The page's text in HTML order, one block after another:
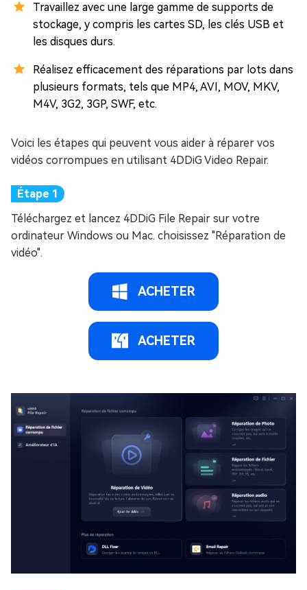
Travaillez avec une large gamme de supports de
stockage, y compris les cartes SD, les clés USB et
les disques durs.
Réalisez efficacement des réparations par lots dans
plusieurs formats, tels que MP4, AVI, MOV, MKV,
M4V, 3G2, 3GP, SWF, etc.
Voici les étapes qui peuvent vous aider à réparer vos
vidéos corrompues en utilisant 4DDiG Video Repair.
Téléchargez et lancez 4DDiG File Repair sur votre
ordinateur Windows ou Mac. choisissez "Réparation de
vidéo".
ACHETER
ACHETER